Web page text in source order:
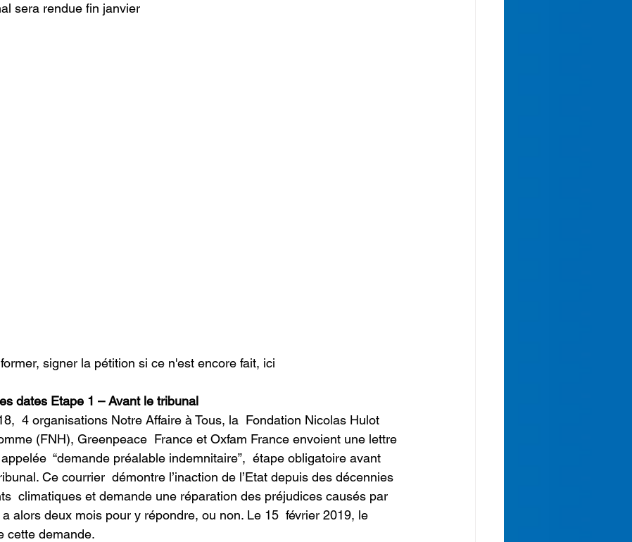
sera rendue fin janvier
signer la pétition si ce n'est encore fait, ici
dates Etape 1 – Avant le tribunal
(FNH), Greenpeace  France et Oxfam France envoient une lettre
“demande préalable indemnitaire”,  étape obligatoire avant
Ce courrier  démontre l’inaction de l’Etat depuis des décennies
climatiques et demande une réparation des préjudices causés par
a alors deux mois pour y répondre, ou non. Le 15  février 2019, le
cette demande.